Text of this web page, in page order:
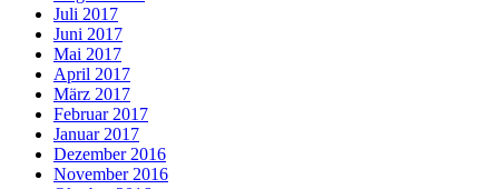
Juli 2017
Juni 2017
Mai 2017
April 2017
März 2017
Februar 2017
Januar 2017
Dezember 2016
November 2016